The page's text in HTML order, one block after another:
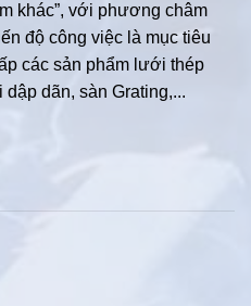
khác”, với phương châm
độ công việc là mục tiêu
các sản phẩm lưới thép
dãn, sàn Grating,...